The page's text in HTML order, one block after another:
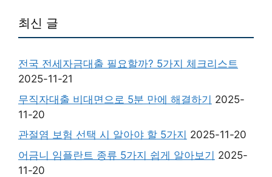
최신 글
전국 전세자금대출 필요할까? 5가지 체크리스트
2025-11-21
무직자대출 비대면으로 5분 만에 해결하기 2025-
11-20
관절염 보험 선택 시 알아야 할 5가지 2025-11-20
어금니 임플란트 종류 5가지 쉽게 알아보기 2025-
11-20